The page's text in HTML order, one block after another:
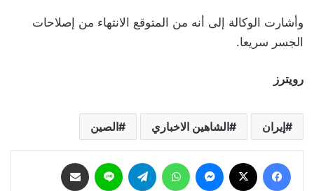
وأشارت الوكالة إلى أنه من المتوقع الانتهاء من إصلاحات
الجسر سريعا.
رويترز
إيران الشاهين الاخباري الصين
فيسبوك ماسنجر واتساب تيلقرام لاين